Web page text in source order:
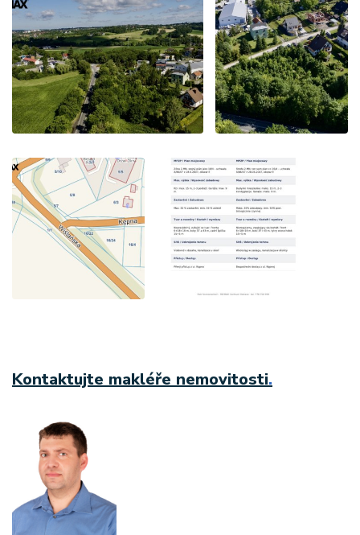
Kontaktujte makléře nemovitosti.